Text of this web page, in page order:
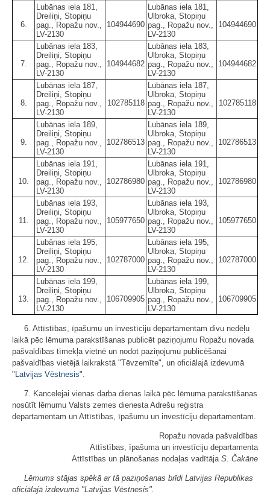
6.
Lubānas iela 181,
Dreiliņi, Stopiņu
pag., Ropažu nov.,
LV-2130
104944690
Lubānas iela 181,
Ulbroka, Stopiņu
pag., Ropažu nov.,
LV-2130
104944690
7.
Lubānas iela 183,
Dreiliņi, Stopiņu
pag., Ropažu nov.,
LV-2130
104944682
Lubānas iela 183,
Ulbroka, Stopiņu
pag., Ropažu nov.,
LV-2130
104944682
8.
Lubānas iela 187,
Dreiliņi, Stopiņu
pag., Ropažu nov.,
LV-2130
102785118
Lubānas iela 187,
Ulbroka, Stopiņu
pag., Ropažu nov.,
LV-2130
102785118
9.
Lubānas iela 189,
Dreiliņi, Stopiņu
pag., Ropažu nov.,
LV-2130
102786513
Lubānas iela 189,
Ulbroka, Stopiņu
pag., Ropažu nov.,
LV-2130
102786513
10.
Lubānas iela 191,
Dreiliņi, Stopiņu
pag., Ropažu nov.,
LV-2130
102786980
Lubānas iela 191,
Ulbroka, Stopiņu
pag., Ropažu nov.,
LV-2130
102786980
11.
Lubānas iela 193,
Dreiliņi, Stopiņu
pag., Ropažu nov.,
LV-2130
105977650
Lubānas iela 193,
Ulbroka, Stopiņu
pag., Ropažu nov.,
LV-2130
105977650
12.
Lubānas iela 195,
Dreiliņi, Stopiņu
pag., Ropažu nov.,
LV-2130
102787000
Lubānas iela 195,
Ulbroka, Stopiņu
pag., Ropažu nov.,
LV-2130
102787000
13.
Lubānas iela 199,
Dreiliņi, Stopiņu
pag., Ropažu nov.,
LV-2130
106709905
Lubānas iela 199,
Ulbroka, Stopiņu
pag., Ropažu nov.,
LV-2130
106709905
6. Attīstības, īpašumu un investīciju departamentam divu nedēļu
laikā pēc lēmuma parakstīšanas publicēt paziņojumu Ropažu novada
pašvaldības tīmekļa vietnē un nodot paziņojumu publicēšanai
pašvaldības vietējā laikrakstā "Tēvzemīte", un oficiālajā izdevumā
" Latvijas Vēstnesis".
7. Kancelejai vienas darba dienas laikā pēc lēmuma parakstīšanas
nosūtīt lēmumu Valsts zemes dienesta Adrešu reģistra
departamentam un Attīstības, īpašumu un investīciju departamentam.
Ropažu novada pašvaldības
Attīstības, īpašuma un investīciju departamenta
Attīstības un plānošanas nodaļas vadītāja S. Čakāne
Lēmums stājas spēkā ar tā paziņošanas brīdi Latvijas Republikas
oficiālajā izdevumā "Latvijas Vēstnesis".